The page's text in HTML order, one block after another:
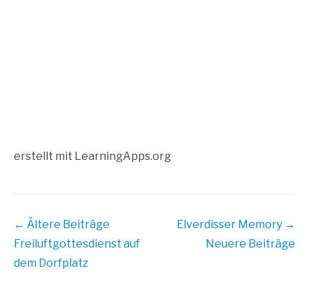
erstellt mit Lear​ning​Apps​.org
Beitrags
Übersicht
← Ältere Beiträge
Freiluftgottesdienst auf
dem Dorfplatz
Elverdisser Memory →
Neuere Beiträge